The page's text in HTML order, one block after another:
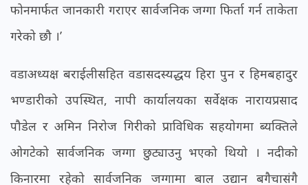
फोनमार्फत जानकारी गराएर सार्वजनिक जग्गा फिर्ता गर्न ताकेता
गरेको छौ ।’
वडाअध्यक्ष बराईलीसहित वडासदस्यद्धय हिरा पुन र हिमबहादुर
भण्डारीको उपस्थित, नापी कार्यालयका सर्वेक्षक नारायप्रसाद
पौडेल र अमिन निरोज गिरीको प्राविधिक सहयोगमा ब्यक्तिले
ओगटेको सार्वजनिक जग्गा छुट्याउनु भएको थियो । नदीको
किनारमा रहेको सार्वजनिक जग्गामा बाल उद्यान बगैचासंगै